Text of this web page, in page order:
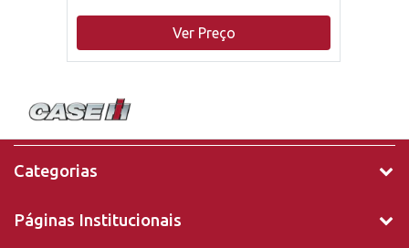
Ver Preço
Categorias
Páginas Institucionais